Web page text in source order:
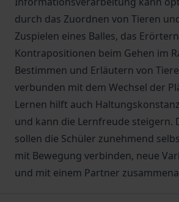
durch das Zuordnen von Tieren
Zuspielen eines Balles, das
Kontrapositionen beim Gehen im
Bestimmen und Erläutern von
verbunden mit dem Wechsel der
Lernen hilft auch
und kann die Lernfreude steigern.
sollen die Schüler zunehmend
mit Bewegung verbinden, neue
und mit einem Partner